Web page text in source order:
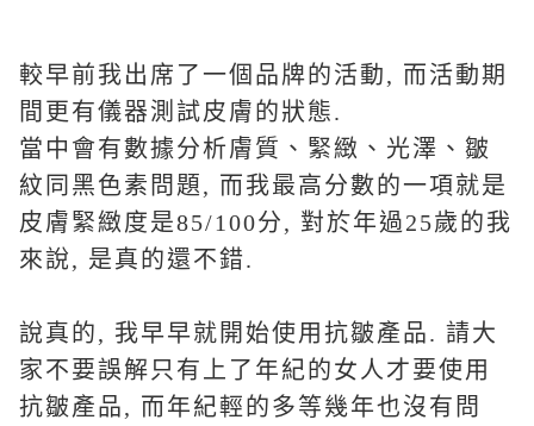
較早前我出席了一個品牌的活動, 而活動期
間更有儀器測試皮膚的狀態.
當中會有數據分析膚質、緊緻、光澤、皺
紋同黑色素問題, 而我最高分數的一項就是
皮膚緊緻度是85/100分, 對於年過25歲的我
來說, 是真的還不錯.
說真的, 我早早就開始使用抗皺產品. 請大
家不要誤解只有上了年紀的女人才要使用
抗皺產品, 而年紀輕的多等幾年也沒有問